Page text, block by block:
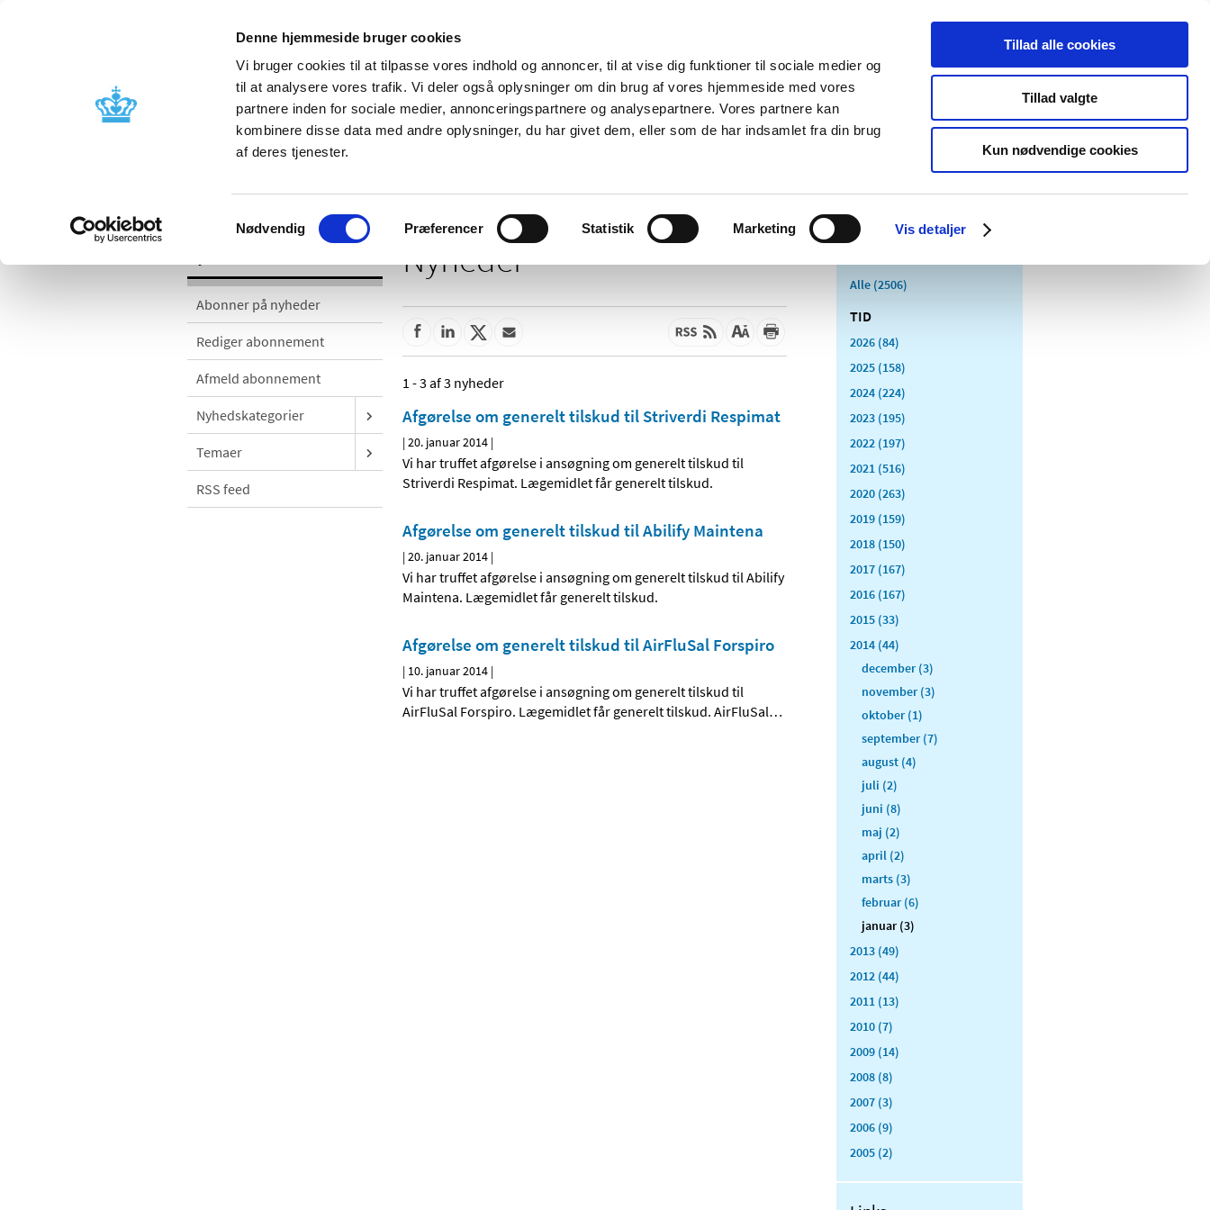
Denne hjemmeside bruger cookies
Vi bruger cookies til at tilpasse vores indhold og annoncer, til at vise dig funktioner til sociale medier og
til at analysere vores trafik. Vi deler også oplysninger om din brug af vores hjemmeside med vores
partnere inden for sociale medier, annonceringspartnere og analysepartnere. Vores partnere kan
kombinere disse data med andre oplysninger, du har givet dem, eller som de har indsamlet fra din brug
af deres tjenester.
Samtykkevalg
Nødvendig Præferencer Statistik Marketing Vis detaljer
Tillad alle cookies
Tillad valgte
Kun nødvendige cookies
Nyheder Om os Kontakt Udgivelser
Godkendelse og
Bivirkninger og
produktinformation
Tilskud og
Apoteker og salg af
Medicinsk
Særlige
produktområder
Abonner på nyheder
Rediger abonnement
Afmeld abonnement
Nyhedskategorier
Temaer
RSS feed
Nyheder
1 - 3 af 3 nyheder
Afgørelse om generelt tilskud til Striverdi Respimat
|20. januar 2014 |
Vi har truffet afgørelse i ansøgning om generelt tilskud til
Striverdi Respimat. Lægemidlet får generelt tilskud.
Afgørelse om generelt tilskud til Abilify Maintena
|20. januar 2014 |
Vi har truffet afgørelse i ansøgning om generelt tilskud til Abilify
Maintena. Lægemidlet får generelt tilskud.
Afgørelse om generelt tilskud til AirFluSal Forspiro
| 10. januar 2014 |
Vi har truffet afgørelse i ansøgning om generelt tilskud til
AirFluSal Forspiro. Lægemidlet får generelt tilskud. AirFluSal…
Alle (2506)
TID
2026 (84)
2025 (158)
2024 (224)
2023 (195)
2022 (197)
2021 (516)
2020 (263)
2019 (159)
2018 (150)
2017 (167)
2016 (167)
2015 (33)
2014 (44)
december (3)
november (3)
oktober (1)
september (7)
august (4)
juli (2)
juni (8)
maj (2)
april (2)
marts (3)
februar (6)
januar (3)
2013 (49)
2012 (44)
2011 (13)
2010 (7)
2009 (14)
2008 (8)
2007 (3)
2006 (9)
2005 (2)